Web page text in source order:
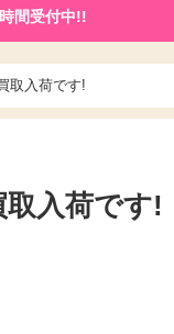
間受付中!!
取入荷です!
入荷です!